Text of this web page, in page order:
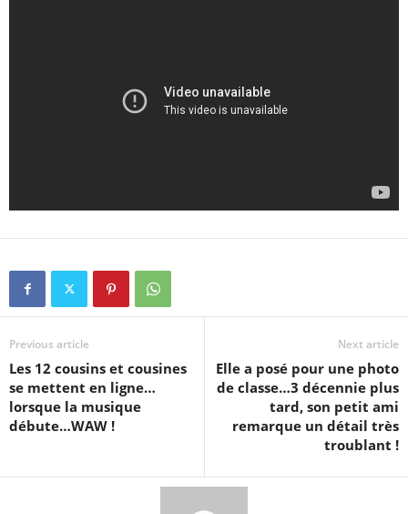
Previous article
Les 12 cousins et cousines
se mettent en ligne…
lorsque la musique
débute…WAW !
Next article
Elle a posé pour une photo
de classe…3 décennie plus
tard, son petit ami
remarque un détail très
troublant !